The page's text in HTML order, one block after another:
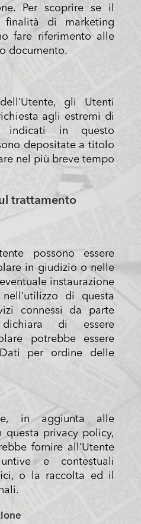
Per scoprire se il
di marketing
fare riferimento alle
documento.
gli Utenti
agli estremi di
indicati in questo
depositate a titolo
nel più breve tempo
trattamento
possono essere
in giudizio o nelle
instaurazione
di questa
connessi da parte
dichiara di essere
potrebbe essere
per ordine delle
in aggiunta alle
questa privacy policy,
fornire all’Utente
e contestuali
o la raccolta ed il